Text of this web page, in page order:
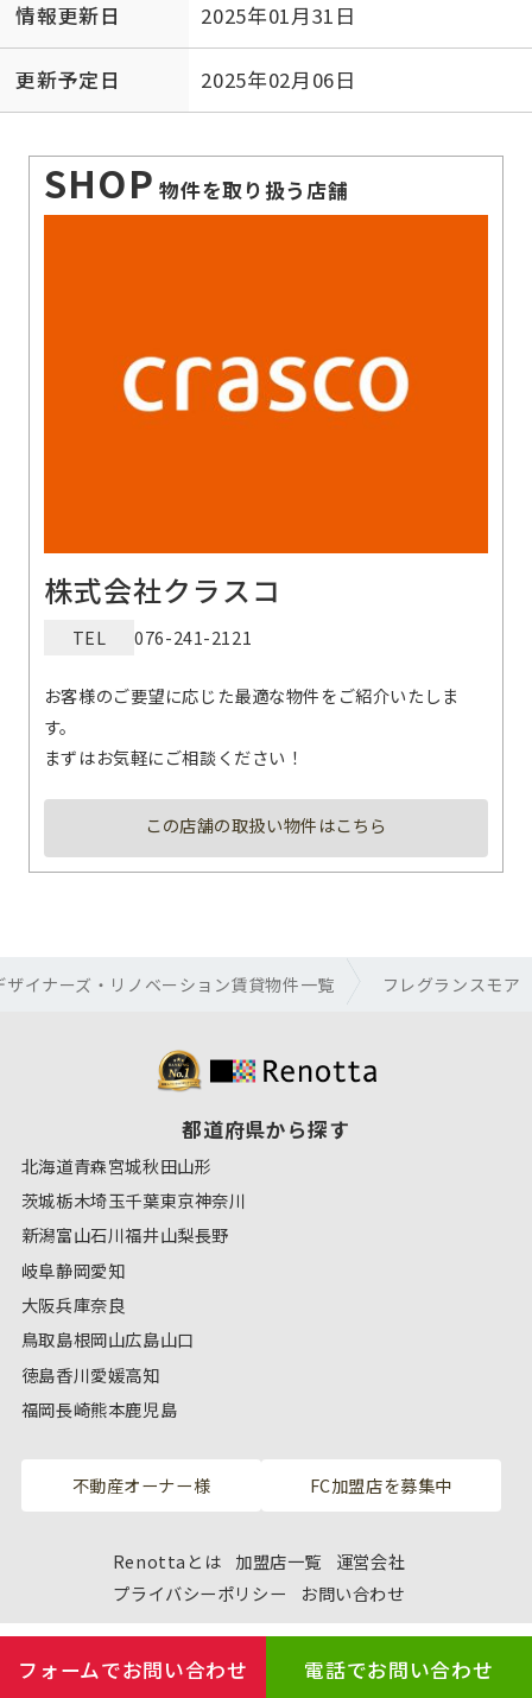
フォームでお問い合わせ 電話でお問い合わせ
情報更新日 2025年01月31日
更新予定日 2025年02月06日
SHOP 物件を取り扱う店舗
株式会社クラスコ
TEL 076-241-2121
お客様のご要望に応じた最適な物件をご紹介いたしま
す。
まずはお気軽にご相談ください！
この店舗の取扱い物件はこちら
ザイナーズ・リノベーション賃貸物件一覧 フレグランスモア
都道府県から探す
北海道青森宮城秋田山形
茨城栃木埼玉千葉東京神奈川
新潟富山石川福井山梨長野
岐阜静岡愛知
大阪兵庫奈良
鳥取島根岡山広島山口
徳島香川愛媛高知
福岡長崎熊本鹿児島
不動産オーナー様 FC加盟店を募集中
Renottaとは 加盟店一覧
運営会社
プライバシーポリシー
お問い合わせ